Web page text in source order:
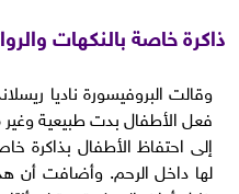
ذاكرة خاصة بالنكهات
وقالت البروفيسورة ناديا
فعل الأطفال بدت طبيعية
إلى احتفاظ الأطفال بذاكرة
لها داخل الرحم. وأضافت أن